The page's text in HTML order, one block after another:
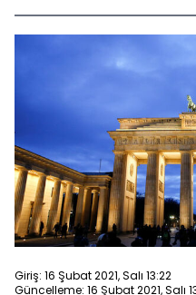
Giriş: 16 Şubat 2021, Salı 13:22
Güncelleme: 16 Şubat 2021, Salı